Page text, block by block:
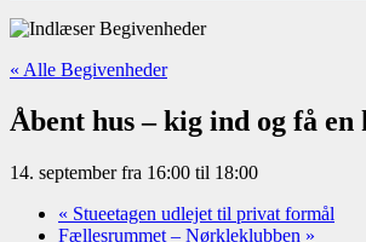
« Alle Begivenheder
Åbent hus – kig ind og få en
14. september fra 16:00 til 18:00
« Stueetagen udlejet til privat formål
Fællesrummet – Nørkleklubben »